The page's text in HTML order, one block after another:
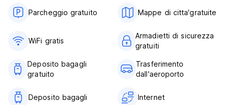
Parcheggio gratuito Mappe di citta'gratuite
WiFi gratis
Armadietti di sicurezza
gratuiti
Deposito bagagli
gratuito
Trasferimento
dall'aeroporto
Deposito bagagli Internet